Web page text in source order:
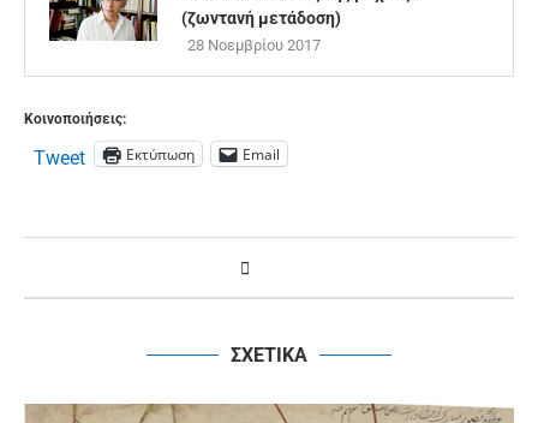
(ζωντανή μετάδοση)
28 Νοεμβρίου 2017
Κοινοποιήσεις:
Tweet Εκτύπωση Email
ΣΧΕΤΙΚΑ